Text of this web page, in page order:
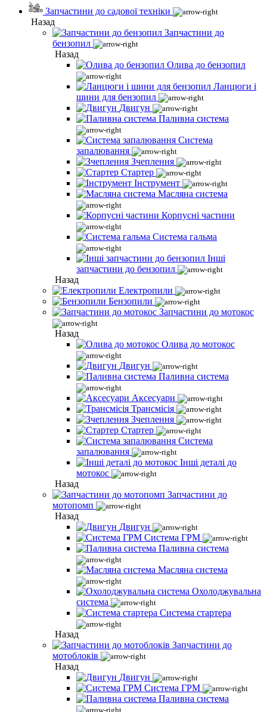
Запчастини до садової техніки
Назад
Запчастини до
бензопил
Назад
Олива до бензопил
Ланцюги і
шини для бензопил
Двигун
Паливна система
Система
запалювання
Зчеплення
Стартер
Інструмент
Масляна система
Корпусні частини
Система гальма
Інші
запчастини до бензопил
Назад
Електропили
Бензопили
Запчастини до мотокос
Назад
Олива до мотокос
Двигун
Паливна система
Аксесуари
Трансмісія
Зчеплення
Стартер
Система
запалювання
Інші деталі до
мотокос
Назад
Запчастини до
мотопомп
Назад
Двигун
Система ГРМ
Паливна система
Масляна система
Охолоджувальна
система
Система стартера
Назад
Запчастини до
мотоблоків
Назад
Двигун
Система ГРМ
Паливна система